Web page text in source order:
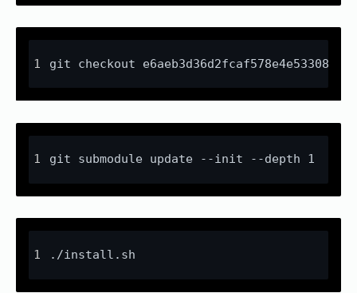
git checkout
git submodule update --init --depth 1
./install.sh